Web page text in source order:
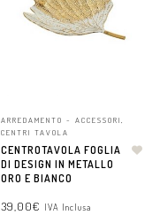
ARREDAMENTO - ACCESSORI
CENTRI TAVOLA
CENTROTAVOLA FOGLIA
DI DESIGN IN METALLO
ORO E BIANCO
39,00€ IVA Inclusa